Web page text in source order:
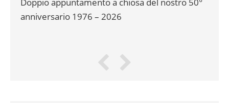
Doppio appuntamento a chiosa del nostro 50°
anniversario 1976 – 2026